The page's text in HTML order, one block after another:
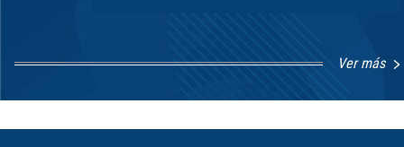
Ver más
1
8